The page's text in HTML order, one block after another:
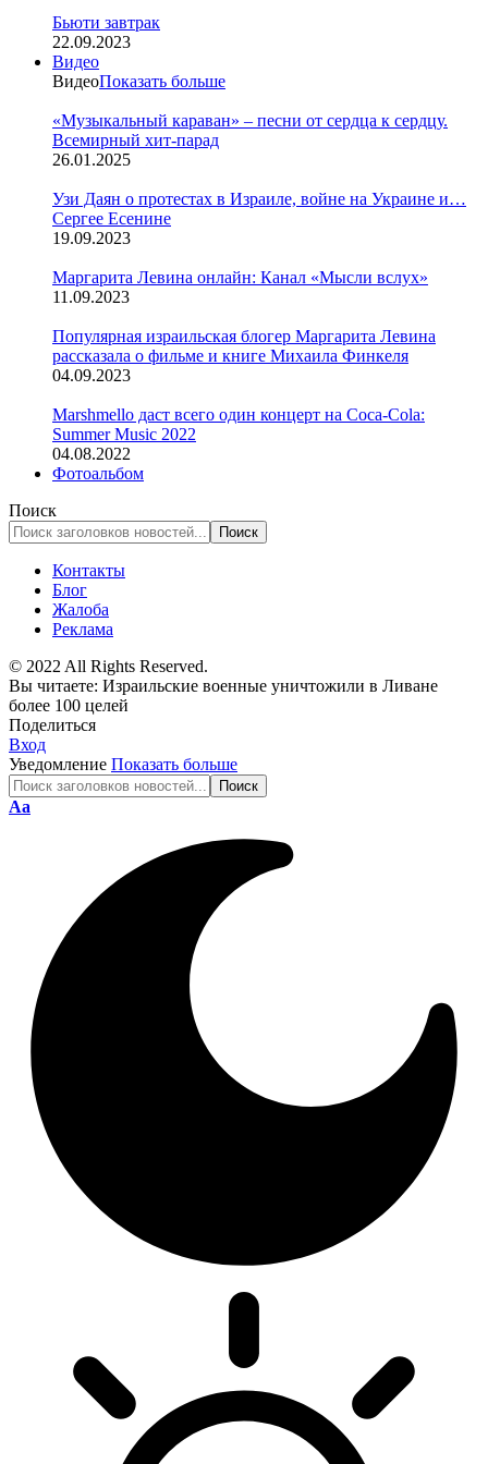
Бьюти завтрак
22.09.2023
Видео
ВидеоПоказать больше
«Музыкальный караван» – песни от сердца к сердцу.
Всемирный хит-парад
26.01.2025
Узи Даян о протестах в Израиле, войне на Украине и…
Сергее Есенине
19.09.2023
Маргарита Левина онлайн: Канал «Мысли вслух»
11.09.2023
Популярная израильская блогер Маргарита Левина
рассказала о фильме и книге Михаила Финкеля
04.09.2023
Marshmello даст всего один концерт на Coca-Cola:
Summer Music 2022
04.08.2022
Фотоальбом
Поиск
Контакты
Блог
Жалоба
Реклама
© 2022 All Rights Reserved.
Вы читаете: Израильские военные уничтожили в Ливане
более 100 целей
Поделиться
Вход
Уведомление Показать больше
Изменение
Аа